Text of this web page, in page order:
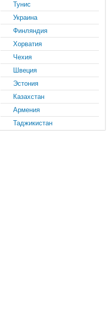
Тунис
Украина
Финляндия
Хорватия
Чехия
Швеция
Эстония
Казахстан
Армения
Таджикистан